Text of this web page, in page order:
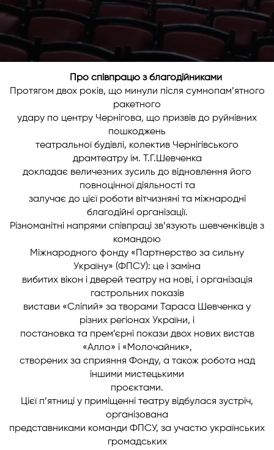
Про співпрацю з благодійниками
Протягом двох років, що минули після сумнопам’ятного
ракетного
удару по центру Чернігова, що призвів до руйнівних
пошкоджень
театральної будівлі, колектив Чернігівського
драмтеатру ім. Т.Г.Шевченка
докладає величезних зусиль до відновлення його
повноцінної діяльності та
залучає до цієї роботи вітчизняні та міжнародні
благодійні організації.
Різноманітні напрями співпраці зв’язують шевченківців з
командою
Міжнародного фонду «Партнерство за сильну
Україну» (ФПСУ): це і заміна
вибитих вікон і дверей театру на нові, і організація
гастрольних показів
вистави «Сліпий» за творами Тараса Шевченка у
різних регіонах України, і
постановка та прем’єрні покази двох нових вистав
«Алло» і «Молочайник»,
створених за сприяння Фонду, а також робота над
іншими мистецькими
проєктами.
Цієї п’ятниці у приміщенні театру відбулася зустріч,
організована
представниками команди ФПСУ, за участю українських
громадських